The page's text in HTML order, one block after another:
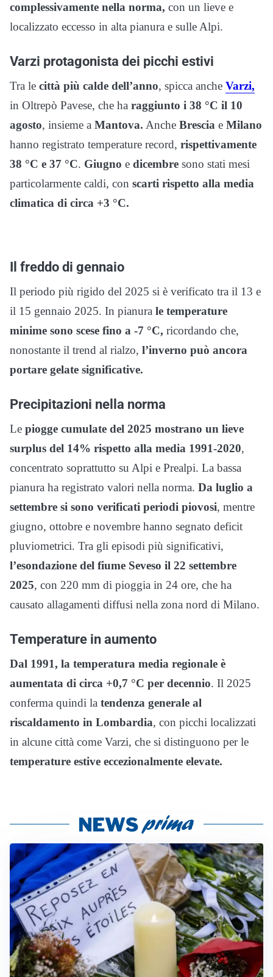
complessivamente nella norma, con un lieve e
localizzato eccesso in alta pianura e sulle Alpi.
Varzi protagonista dei picchi estivi
Tra le città più calde dell’anno, spicca anche Varzi,
in Oltrepò Pavese, che ha raggiunto i 38 °C il 10
agosto, insieme a Mantova. Anche Brescia e Milano
hanno registrato temperature record, rispettivamente
38 °C e 37 °C. Giugno e dicembre sono stati mesi
particolarmente caldi, con scarti rispetto alla media
climatica di circa +3 °C.
Il freddo di gennaio
Il periodo più rigido del 2025 si è verificato tra il 13 e
il 15 gennaio 2025. In pianura le temperature
minime sono scese fino a -7 °C, ricordando che,
nonostante il trend al rialzo, l’inverno può ancora
portare gelate significative.
Precipitazioni nella norma
Le piogge cumulate del 2025 mostrano un lieve
surplus del 14% rispetto alla media 1991-2020,
concentrato soprattutto su Alpi e Prealpi. La bassa
pianura ha registrato valori nella norma. Da luglio a
settembre si sono verificati periodi piovosi, mentre
giugno, ottobre e novembre hanno segnato deficit
pluviometrici. Tra gli episodi più significativi,
l’esondazione del fiume Seveso il 22 settembre
2025, con 220 mm di pioggia in 24 ore, che ha
causato allagamenti diffusi nella zona nord di Milano.
Temperature in aumento
Dal 1991, la temperatura media regionale è
aumentata di circa +0,7 °C per decennio. Il 2025
conferma quindi la tendenza generale al
riscaldamento in Lombardia, con picchi localizzati
in alcune città come Varzi, che si distinguono per le
temperature estive eccezionalmente elevate.